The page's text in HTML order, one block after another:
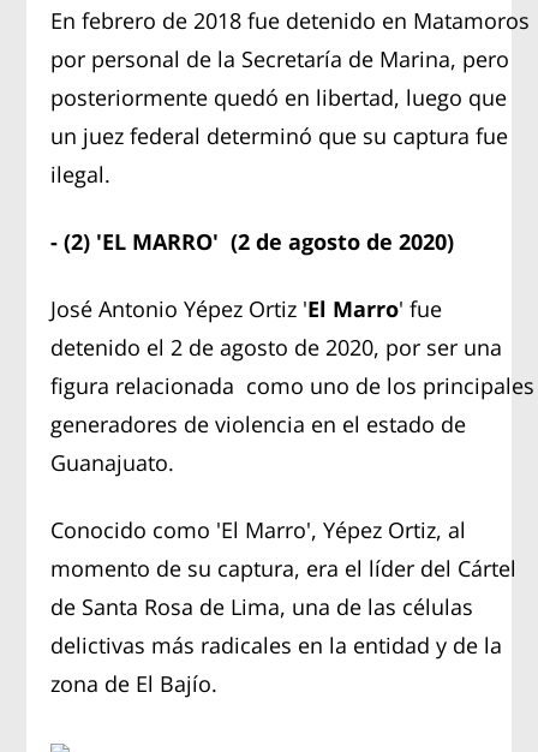
En febrero de 2018 fue detenido en Matamoros
por personal de la Secretaría de Marina, pero
posteriormente quedó en libertad, luego que
un juez federal determinó que su captura fue
ilegal.
- (2) 'EL MARRO' (2 de agosto de 2020)
José Antonio Yépez Ortiz 'El Marro' fue
detenido el 2 de agosto de 2020, por ser una
figura relacionada como uno de los principales
generadores de violencia en el estado de
Guanajuato.
Conocido como 'El Marro', Yépez Ortiz, al
momento de su captura, era el líder del Cártel
de Santa Rosa de Lima, una de las células
delictivas más radicales en la entidad y de la
zona de El Bajío.